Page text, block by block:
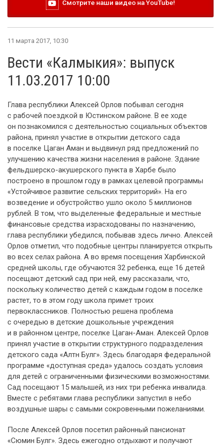
Смотрите наши видео на YouTube!
11 марта 2017, 10:30
Вести «Калмыкия»: выпуск
11.03.2017 10:00
Глава республики Алексей Орлов побывал сегодня
с рабочей поездкой в Юстинском районе. В ее ходе
он познакомился с деятельностью социальных объектов
района, принял участие в открытии детского сада
в поселке Цаган Аман и выдвинул ряд предложений по
улучшению качества жизни населения в районе. Здание
фельдшерско-акушерского пункта в Харбе было
построено в прошлом году в рамках целевой программы
«Устойчивое развитие сельских территорий». На его
возведение и обустройство ушло около 5 миллионов
рублей. В том, что выделенные федеральные и местные
финансовые средства израсходованы по назначению,
глава республики убедился, побывав здесь лично. Алексей
Орлов отметил, что подобные центры планируется открыть
во всех селах района. А во время посещения Харбинской
средней школы, где обучаются 32 ребенка, еще 16 детей
посещают детский сад при ней, ему рассказали, что,
поскольку количество детей с каждым годом в поселке
растет, то в этом году школа примет троих
первоклассников. Полностью решена проблема
с очередью в детские дошкольные учреждения
и в районном центре, поселке Цаган-Аман. Алексей Орлов
принял участие в открытии структурного подразделения
детского сада «Алтн Булг». Здесь благодаря федеральной
программе «доступная среда» удалось создать условия
для детей с ограниченными физическими возможностями.
Сад посещают 15 малышей, из них три ребенка инвалида.
Вместе с ребятами глава республики запустил в небо
воздушные шары с самыми сокровенными пожеланиями.
После Алексей Орлов посетил районный пансионат
«Сюмин Булг». Здесь ежегодно отдыхают и получают